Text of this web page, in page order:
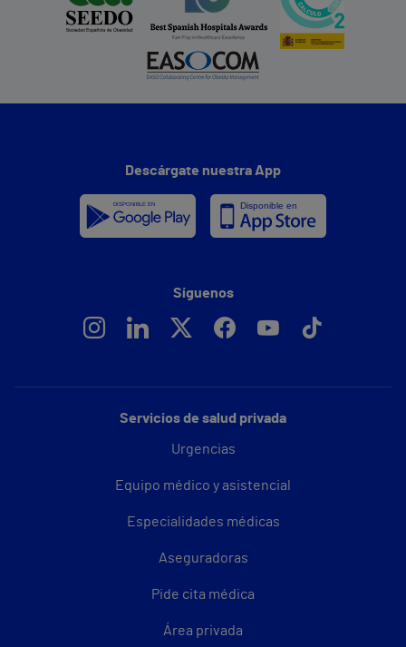
Servicios de salud privada
Urgencias
Equipo médico y asistencial
Especialidades médicas
Aseguradoras
Pide cita médica
Área privada
Descárgate nuestra App
Síguenos